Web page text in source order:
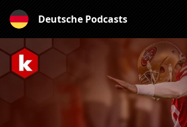
Deutsche Podcasts